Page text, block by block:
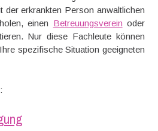
der erkrankten Person anwaltlichen
einen Betreuungsverein oder
Nur diese Fachleute können
spezifische Situation geeigneten